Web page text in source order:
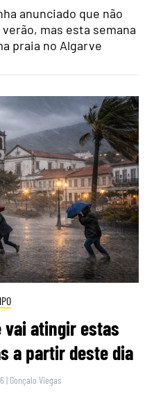
anunciado que não
mas esta semana
praia no Algarve
vai atingir estas
a partir deste dia
| Gonçalo Viegas